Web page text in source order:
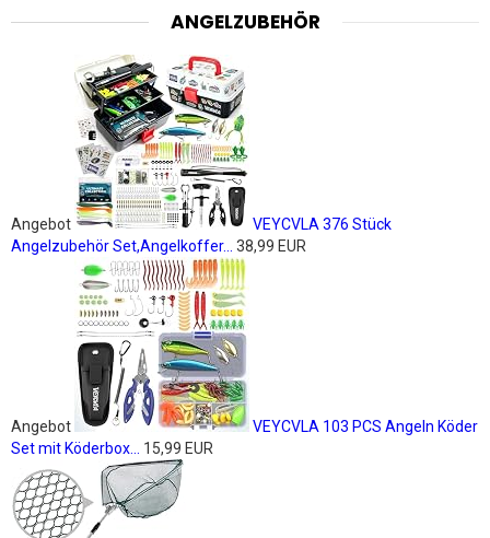
ANGELZUBEHÖR
Angebot
VEYCVLA 376 Stück
Angelzubehör Set,Angelkoffer...
38,99 EUR
Angebot
VEYCVLA 103 PCS Angeln Köder
Set mit Köderbox...
15,99 EUR